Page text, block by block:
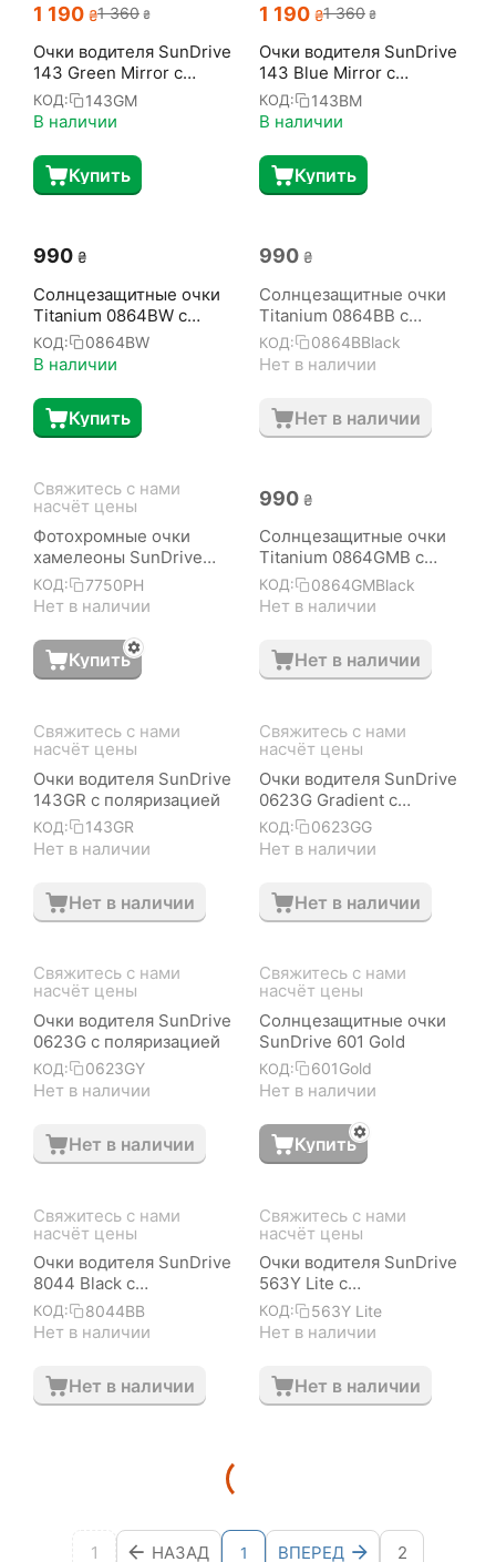
1 190 ₴1 360 ₴
Очки водителя SunDrive
143 Green Mirror с
поляризацией
КОД: 143GM
В наличии
Купить
1 190 ₴1 360 ₴
Очки водителя SunDrive
143 Blue Mirror с
поляризацией
КОД: 143BM
В наличии
Купить
‍990‍ ₴
Солнцезащитные очки
Titanium 0864BW с
поляризацией
КОД: 0864BW
В наличии
Купить
‍990‍ ₴
Солнцезащитные очки
Titanium 0864BB с
поляризацией
КОД: 0864BBlack
Нет в наличии
Нет в наличии
Свяжитесь с нами
насчёт цены
Фотохромные очки
хамелеоны SunDrive
7750 от солнца
КОД: 7750PH
Нет в наличии
Купить
‍990‍ ₴
Солнцезащитные очки
Titanium 0864GMB с
поляризацией
КОД: 0864GMBlack
Нет в наличии
Нет в наличии
Свяжитесь с нами
насчёт цены
Очки водителя SunDrive
143GR с поляризацией
КОД: 143GR
Нет в наличии
Нет в наличии
Свяжитесь с нами
насчёт цены
Очки водителя SunDrive
0623G Gradient с
поляризацией
КОД: 0623GG
Нет в наличии
Нет в наличии
Свяжитесь с нами
насчёт цены
Очки водителя SunDrive
0623G с поляризацией
КОД: 0623GY
Нет в наличии
Нет в наличии
Свяжитесь с нами
насчёт цены
Солнцезащитные очки
SunDrive 601 Gold
КОД: 601Gold
Нет в наличии
Купить
Свяжитесь с нами
насчёт цены
Очки водителя SunDrive
8044 Black с
поляризацией
КОД: 8044BB
Нет в наличии
Нет в наличии
Свяжитесь с нами
насчёт цены
Очки водителя SunDrive
563Y Lite с
поляризацией
КОД: 563Y Lite
Нет в наличии
Нет в наличии
1 НАЗАД 1 ВПЕРЕД 2